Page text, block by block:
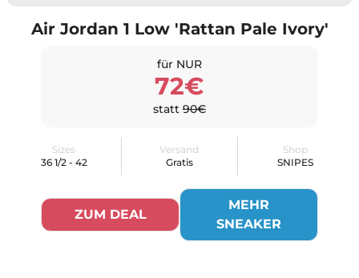
Air Jordan 1 Low 'Rattan Pale Ivory'
für NUR
72€
statt 90€
Sizes
36 1/2 - 42
Versand
Gratis
Shop
SNIPES
ZUM DEAL
MEHR
SNEAKER